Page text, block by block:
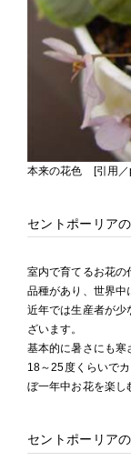
本来の花色 [引用
セントポーリア
室内で育てるお花の
品種があり、世界中
近年では生産者が少
ざいます。
基本的に暑さにも寒
18～25度くらいで
ぼ一年中お花を楽し
セントポーリア